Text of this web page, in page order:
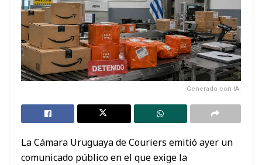
Generado con IA.
La Cámara Uruguaya de Couriers emitió ayer un
comunicado público en el que exige la